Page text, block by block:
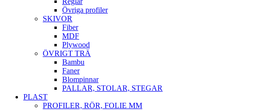
Övriga profiler
SKIVOR
Fiber
MDF
Plywood
ÖVRIGT TRÄ
Bambu
Faner
Blompinnar
PALLAR, STOLAR, STEGAR
PLAST
PROFILER, RÖR, FOLIE MM